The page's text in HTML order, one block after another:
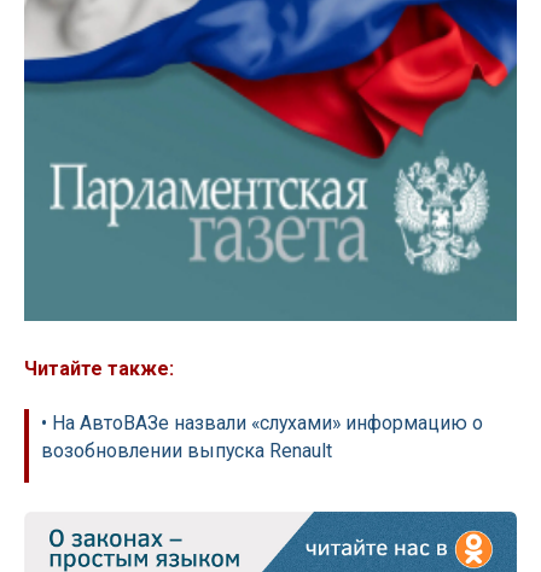
Читайте также:
• На АвтоВАЗе назвали «слухами» информацию о
возобновлении выпуска Renault